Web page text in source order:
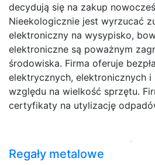
decydują się na zakup
Nieekologicznie jest wyrzucać
elektroniczny na wysypisko,
elektroniczne są poważnym
środowiska. Firma oferuje
elektrycznych, elektronicznych i
względu na wielkość sprzętu.
certyfikaty na utylizację
Regały metalowe